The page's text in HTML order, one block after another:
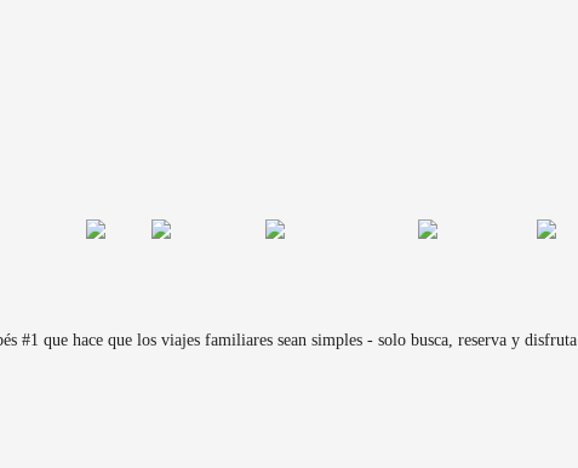
que hace que los viajes familiares sean simples - solo busca, reserva y disfruta.